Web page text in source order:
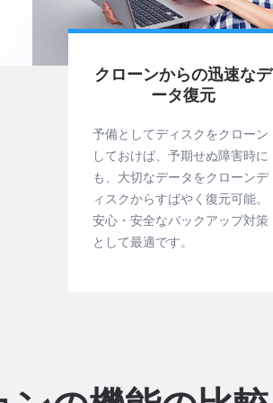
クローンからの迅速なデ
ータ復元
予備としてディスクをクローン
しておけば、予期せぬ障害時に
も、大切なデータをクローンデ
ィスクからすばやく復元可能。
安心・安全なバックアップ対策
として最適です。